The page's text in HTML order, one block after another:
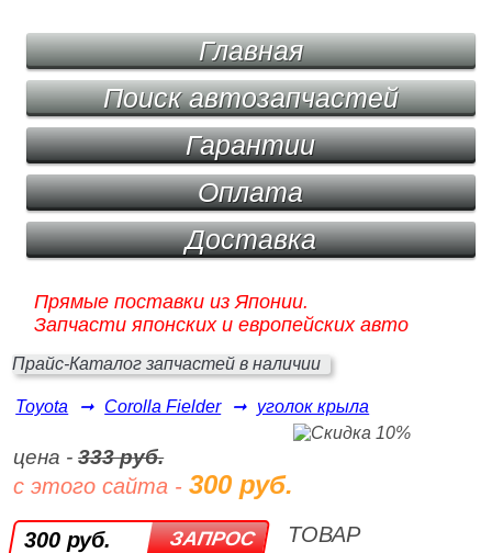
Главная
Поиск автозапчастей
Гарантии
Оплата
Доставка
Прямые поставки из Японии.
Запчасти японских и европейских авто
Прайс-Каталог запчастей в наличии
Toyota ➞ Corolla Fielder ➞ уголок крыла
цена -333 руб.
с этого сайта -300 руб.
300 руб. ТОВАР